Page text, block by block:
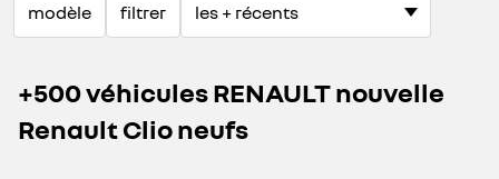
modèle filtrer
+500 véhicules RENAULT nouvelle
Renault Clio neufs